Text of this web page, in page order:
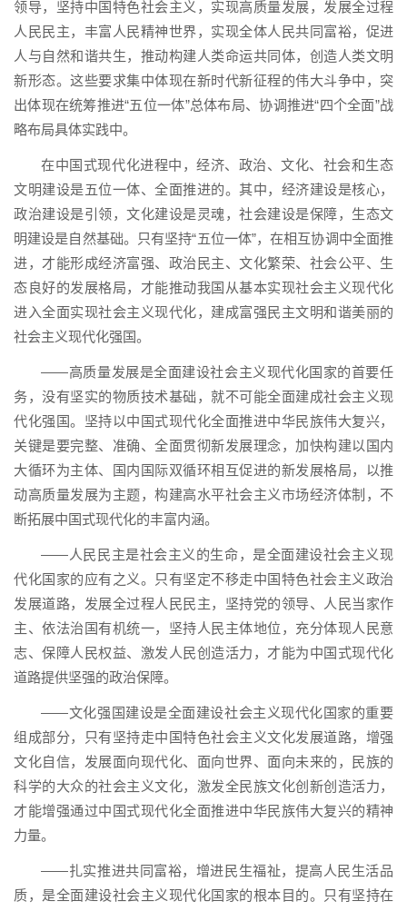
领导，坚持中国特色社会主义，实现高质量发展，发展全过程
人民民主，丰富人民精神世界，实现全体人民共同富裕，促进
人与自然和谐共生，推动构建人类命运共同体，创造人类文明
新形态。这些要求集中体现在新时代新征程的伟大斗争中，突
出体现在统筹推进“五位一体”总体布局、协调推进“四个全面”战
略布局具体实践中。
在中国式现代化进程中，经济、政治、文化、社会和生态
文明建设是五位一体、全面推进的。其中，经济建设是核心，
政治建设是引领，文化建设是灵魂，社会建设是保障，生态文
明建设是自然基础。只有坚持“五位一体”，在相互协调中全面推
进，才能形成经济富强、政治民主、文化繁荣、社会公平、生
态良好的发展格局，才能推动我国从基本实现社会主义现代化
进入全面实现社会主义现代化，建成富强民主文明和谐美丽的
社会主义现代化强国。
——高质量发展是全面建设社会主义现代化国家的首要任
务，没有坚实的物质技术基础，就不可能全面建成社会主义现
代化强国。坚持以中国式现代化全面推进中华民族伟大复兴，
关键是要完整、准确、全面贯彻新发展理念，加快构建以国内
大循环为主体、国内国际双循环相互促进的新发展格局，以推
动高质量发展为主题，构建高水平社会主义市场经济体制，不
断拓展中国式现代化的丰富内涵。
——人民民主是社会主义的生命，是全面建设社会主义现
代化国家的应有之义。只有坚定不移走中国特色社会主义政治
发展道路，发展全过程人民民主，坚持党的领导、人民当家作
主、依法治国有机统一，坚持人民主体地位，充分体现人民意
志、保障人民权益、激发人民创造活力，才能为中国式现代化
道路提供坚强的政治保障。
——文化强国建设是全面建设社会主义现代化国家的重要
组成部分，只有坚持走中国特色社会主义文化发展道路，增强
文化自信，发展面向现代化、面向世界、面向未来的，民族的
科学的大众的社会主义文化，激发全民族文化创新创造活力，
才能增强通过中国式现代化全面推进中华民族伟大复兴的精神
力量。
——扎实推进共同富裕，增进民生福祉，提高人民生活品
质，是全面建设社会主义现代化国家的根本目的。只有坚持在